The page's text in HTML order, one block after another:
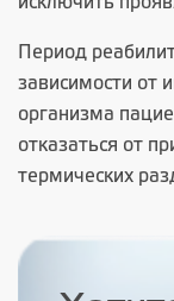
Период
зависимости от
организма
отказаться от
термических